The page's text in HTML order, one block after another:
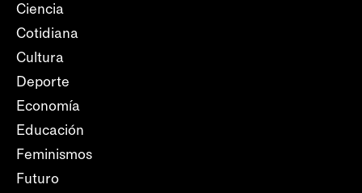
Ciencia
Cotidiana
Cultura
Deporte
Economía
Educación
Feminismos
Futuro